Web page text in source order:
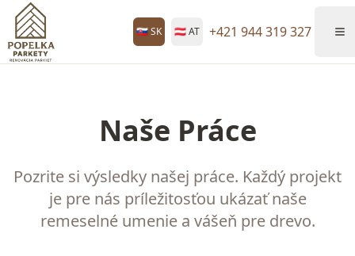
🇸🇰 SK 🇦🇹 AT +421 944 319 327
Naše Práce
Pozrite si výsledky našej práce. Každý projekt
je pre nás príležitosťou ukázať naše
remeselné umenie a vášeň pre drevo.